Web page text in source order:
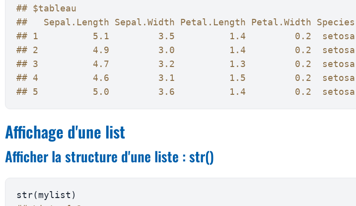
## $tableau
##   Sepal.Length Sepal.Width Petal.Length Petal.Width Species
## 1          5.1         3.5          1.4         0.2  setosa
## 2          4.9         3.0          1.4         0.2  setosa
## 3          4.7         3.2          1.3         0.2  setosa
## 4          4.6         3.1          1.5         0.2  setosa
## 5          5.0         3.6          1.4         0.2  setosa
Affichage d'une list
Afficher la structure d'une liste : str()
str(mylist )